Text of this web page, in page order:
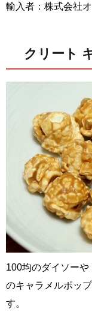
輸入者：株式会社
クリート
100均のダイソーや
のキャラメルポッ
す。